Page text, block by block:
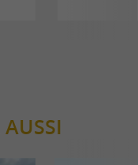
AUSSI